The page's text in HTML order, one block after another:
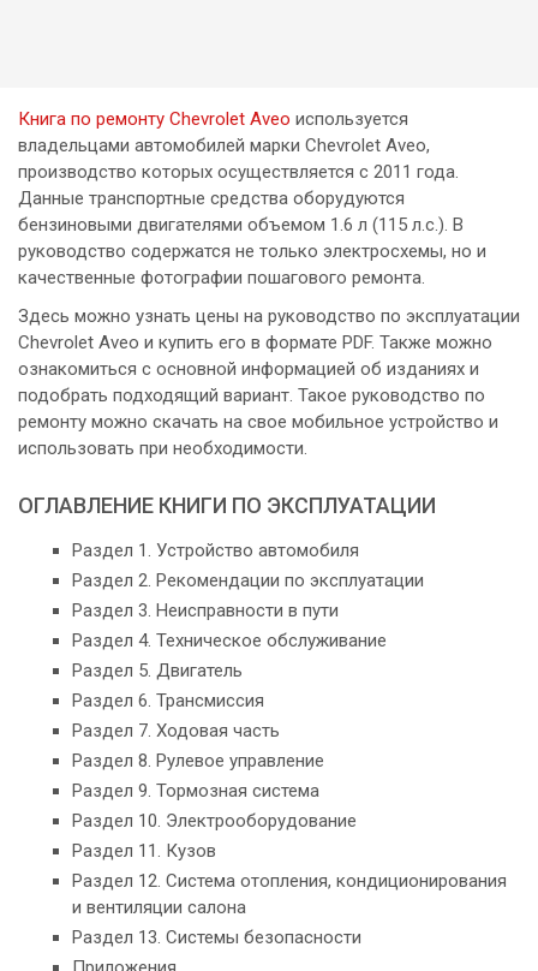
Книга по ремонту Chevrolet Aveo используется
владельцами автомобилей марки Chevrolet Aveo,
производство которых осуществляется с 2011 года.
Данные транспортные средства оборудуются
бензиновыми двигателями объемом 1.6 л (115 л.с.). В
руководство содержатся не только электросхемы, но и
качественные фотографии пошагового ремонта.
Здесь можно узнать цены на руководство по эксплуатации
Chevrolet Aveo и купить его в формате PDF. Также можно
ознакомиться с основной информацией об изданиях и
подобрать подходящий вариант. Такое руководство по
ремонту можно скачать на свое мобильное устройство и
использовать при необходимости.
ОГЛАВЛЕНИЕ КНИГИ ПО ЭКСПЛУАТАЦИИ
Раздел 1. Устройство автомобиля
Раздел 2. Рекомендации по эксплуатации
Раздел 3. Неисправности в пути
Раздел 4. Техническое обслуживание
Раздел 5. Двигатель
Раздел 6. Трансмиссия
Раздел 7. Ходовая часть
Раздел 8. Рулевое управление
Раздел 9. Тормозная система
Раздел 10. Электрооборудование
Раздел 11. Кузов
Раздел 12. Система отопления, кондиционирования
и вентиляции салона
Раздел 13. Системы безопасности